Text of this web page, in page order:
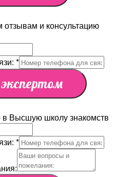
отзывам и консультацию
*
в Высшую школу знакомств
*